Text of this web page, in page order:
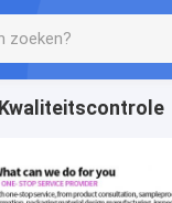
Kwaliteitscontrole